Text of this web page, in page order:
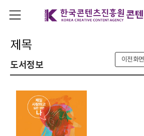
제목
도서정보 이전화면